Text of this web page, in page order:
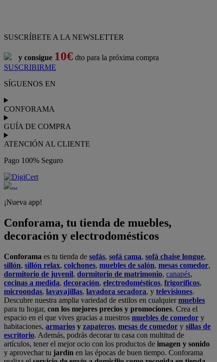
SUSCRÍBETE A LA NEWSLETTER
y consigue 10€ dto para la próxima compra
SUSCRIBIRME
SÍGUENOS EN
CONFORAMA
GUÍA DE COMPRA
ATENCIÓN AL CLIENTE
Pago 100% Seguro
¡Nueva app!
Conforama, tu tienda de muebles,
decoración y electrodomésticos
Conforama es tu tienda de sofás, sofá cama, sofá chaise longue,
sillón, sillón relax, colchones, muebles de salón, mesas comedor,
dormitorio de juvenil, dormitorio de matrimonio, canapés,
cocinas a medida, decoración, electrodomésticos, frigoríficos,
microondas, lavavajillas, lavadora secadora, y televisiones.
Descubre nuestra amplia variedad de estilos en cualquiermuebles
para tu hogar, con los mejores precios y promociones. Crea el
espacio en el que vives gracias a nuestros muebles de comedor y
habitaciones, armarios y zapateros, mesas de comedor y sillas de
escritorio. Además, podrás decorar tu casa con multitud de
artículos, tener el mejor ocio con los productos de imagen y sonido
y aprovechar tu jardín en las épocas de buen tiempo. Conforama